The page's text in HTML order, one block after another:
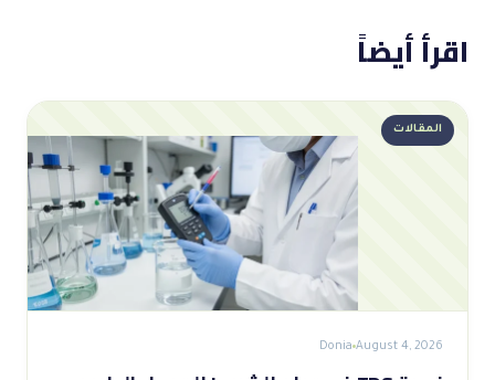
اقرأ أيضاً
المقالات
August 4, 2026
Donia